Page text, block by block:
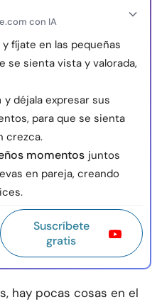
derechos reservados.
con IA
y fíjate en las pequeñas
se sienta vista y valorada,
y déjala expresar sus
para que se sienta
crezca.
momentos juntos
en pareja, creando
Suscríbete
gratis
hay pocas cosas en el